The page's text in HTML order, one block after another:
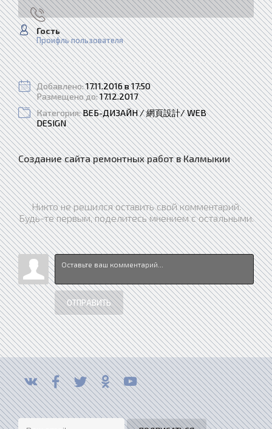
Гость
Проифль пользователя
Добавлено:17.11.2016 в 17:50
Размещено до:17.12.2017
Категория:ВЕБ-ДИЗАЙН / 網頁設計/ WEB
DESIGN
Создание сайта ремонтных работ в Калмыкии
Никто не решился оставить свой комментарий.
Будь-те первым, поделитесь мнением с остальными.
ОТПРАВИТЬ